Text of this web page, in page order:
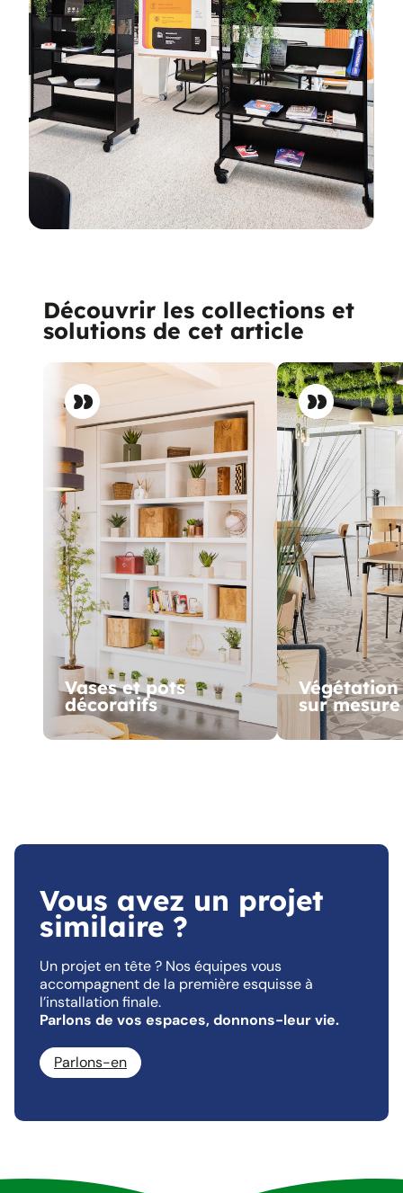
Découvrir les collections et
solutions de cet article
Vases et pots
décoratifs sur mesure
Vous avez un projet
similaire ?
Un projet en tête ? Nos équipes vous
accompagnent de la première esquisse à
l’installation finale.
Parlons de vos espaces, donnons-leur vie.
Parlons-en